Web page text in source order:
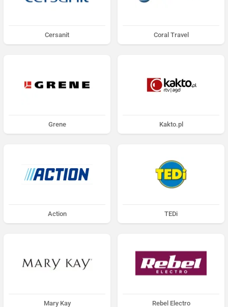
Cersanit Coral Travel
Grene Kakto.pl
Action TEDi
Mary Kay Rebel Electro